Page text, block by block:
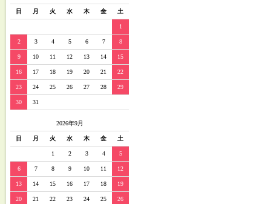
日 月 火 水 木 金 土
1
2 3 4 5 6 7 8
9 10 11 12 13 14 15
16 17 18 19 20 21 22
23 24 25 26 27 28 29
30 31
2026年9月
日 月 火 水 木 金 土
1 2 3 4 5
6 7 8 9 10 11 12
13 14 15 16 17 18 19
20 21 22 23 24 25 26